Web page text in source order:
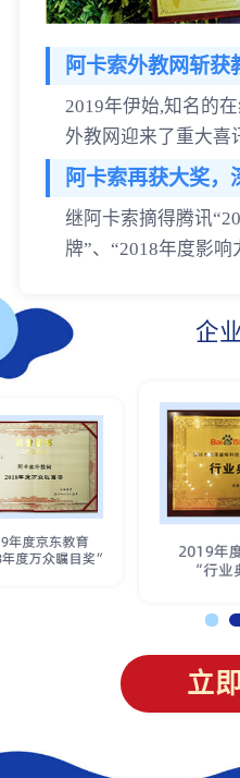
阿卡索外教网斩获
2019年伊始,知名的
外教网迎来了重大喜
阿卡索再获大奖，
继阿卡索摘得腾讯
牌”、“2018年度影响
企
立